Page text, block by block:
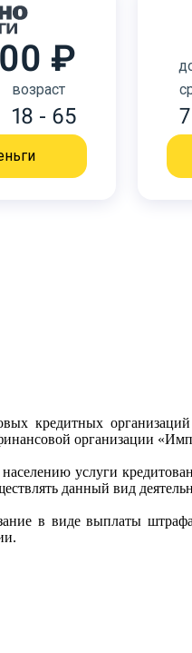
₽
возраст
18 - 65
кредитных
организации
услуги
данный вид
в виде выплаты